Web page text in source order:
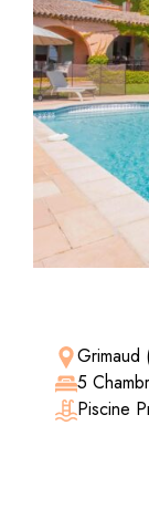
Grimaud
5
Piscine